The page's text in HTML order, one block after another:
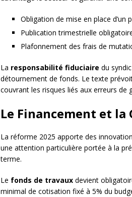
Obligation de mise en place
Publication trimestrielle
Plafonnement des frais de
La responsabilité fiduciaire du
détournement de fonds. Le texte
couvrant les risques liés aux erreurs de
Le Financement et
La réforme 2025 apporte des
une attention particulière portée à la
terme.
Le fonds de travaux devient
minimal de cotisation fixé à 5% du